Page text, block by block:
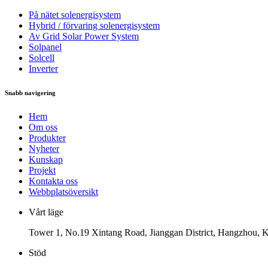
På nätet solenergisystem
Hybrid / förvaring solenergisystem
Av Grid Solar Power System
Solpanel
Solcell
Inverter
Snabb navigering
Hem
Om oss
Produkter
Nyheter
Kunskap
Projekt
Kontakta oss
Webbplatsöversikt
Vårt läge
Tower 1, No.19 Xintang Road, Jianggan District, Hangzhou,
Stöd